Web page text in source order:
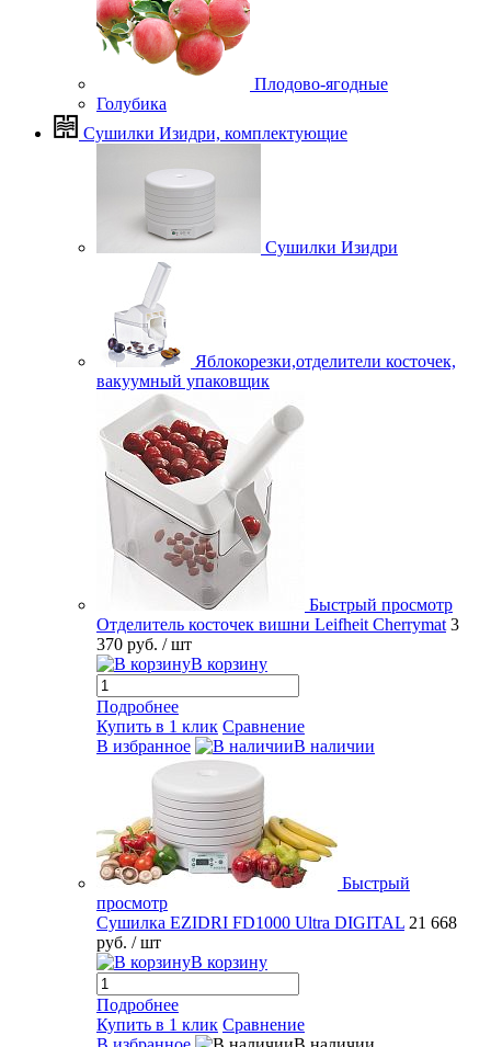
Плодово-ягодные
Голубика
Сушилки Изидри, комплектующие
Сушилки Изидри
Яблокорезки,отделители косточек,
вакуумный упаковщик
Быстрый просмотр
Отделитель косточек вишни Leifheit Cherrymat 3
370 руб. / шт
В корзину
Подробнее
Купить в 1 клик Сравнение
В избранное
В наличии
Быстрый
просмотр
Сушилка EZIDRI FD1000 Ultra DIGITAL 21 668
руб. / шт
В корзину
Подробнее
Купить в 1 клик Сравнение